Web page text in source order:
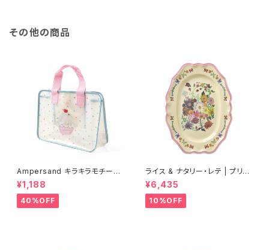
その他の商品
Ampersand キラキラモチーフ
プールバッグ/SS
¥1,188
40%OFF
ライス & ナタリー・レテ | プリン
トメラミン サービングディッシュ
ラージサイズ ピンク【タイ製】
¥6,435
10%OFF